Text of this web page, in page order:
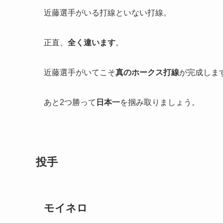
近藤選手がいる打線といない打線。
正直、 全く違います。
近藤選手がいてこそ真のホークス打線が完成しま
あと2つ勝って 日本一を掴み取りましょう。
投手
モイネロ